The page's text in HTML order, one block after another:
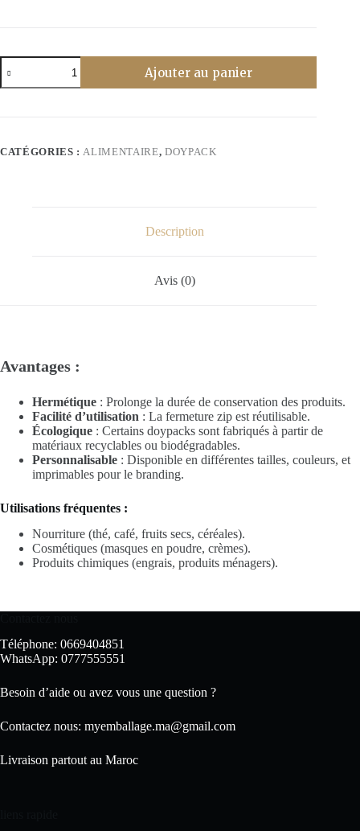
quantité
de
Sachets
22x16cm
Ajouter au panier
CATÉGORIES :ALIMENTAIRE, DOYPACK
Description
Avis (0)
Avantages :
Hermétique : Prolonge la durée de conservation des produits.
Facilité d’utilisation : La fermeture zip est réutilisable.
Écologique : Certains doypacks sont fabriqués à partir de
matériaux recyclables ou biodégradables.
Personnalisable : Disponible en différentes tailles, couleurs, et
imprimables pour le branding.
Utilisations fréquentes :
Nourriture (thé, café, fruits secs, céréales).
Cosmétiques (masques en poudre, crèmes).
Produits chimiques (engrais, produits ménagers).
Téléphone: 0669404851
WhatsApp: 0777555551
Besoin d’aide ou avez vous une question ?
Contactez nous: myemballage.ma@gmail.com
Livraison partout au Maroc